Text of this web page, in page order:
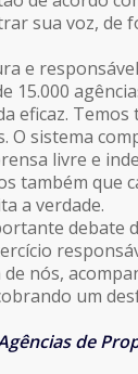
sua voz, de
e
15.000
eficaz. Temos
O sistema
livre e
também que
a verdade.
debate
nós,
um
de